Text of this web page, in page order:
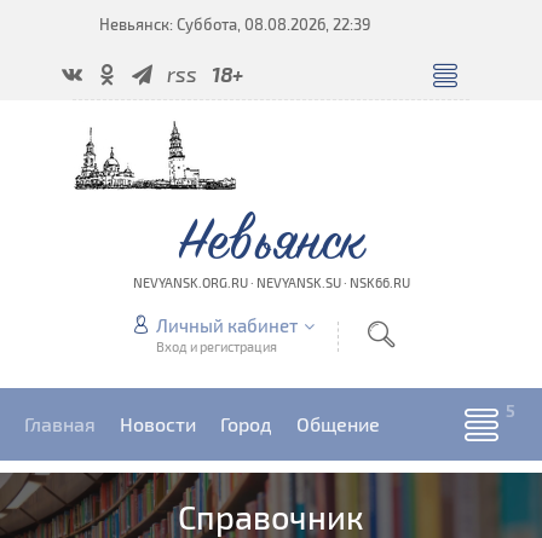
Невьянск: Суббота, 08.08.2026, 22:39
rss 18+
Невьянск
NEVYANSK.ORG.RU · NEVYANSK.SU · NSK66.RU
Личный кабинет
Вход и регистрация
Главная Новости Город Общение
Справочник